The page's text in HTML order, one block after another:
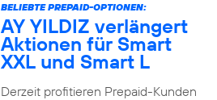
BELIEBTE PREPAID-OPTIONEN:
AY YILDIZ verlängert
Aktionen für Smart
XXL und Smart L
Derzeit profitieren Prepaid-Kunden